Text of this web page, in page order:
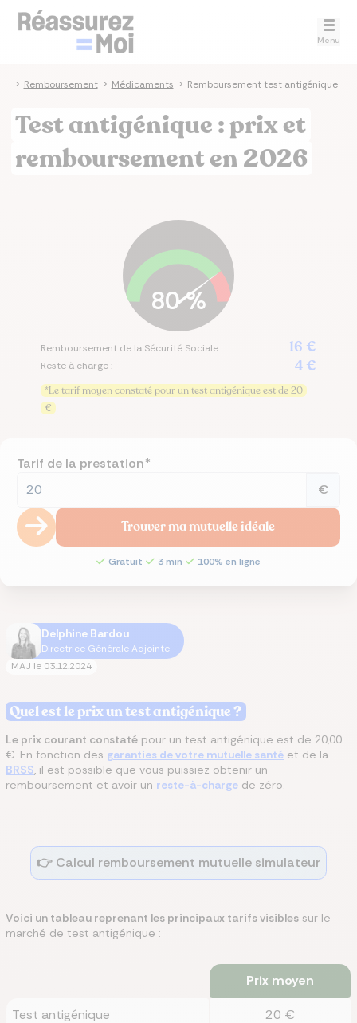
Menu
> Remboursement > Médicaments > Remboursement test antigénique
Test antigénique : prix et
remboursement en 2026
80%
Remboursement de la Sécurité Sociale :
Reste à charge :
16 €
4 €
*Le tarif moyen constaté pour un test antigénique est de 20
€
Tarif de la prestation*
€
Trouver ma mutuelle idéale
Gratuit 3 min 100% en ligne
Delphine Bardou
Directrice Générale Adjointe
MAJ le 03.12.2024
Quel est le prix un test antigénique ?
Le prix courant constaté pour un test antigénique est de 20,00
€. En fonction des garanties de votre mutuelle santé et de la
BRSS, il est possible que vous puissiez obtenir un
remboursement et avoir un reste-à-charge de zéro.
👉 Calcul remboursement mutuelle simulateur
Voici un tableau reprenant les principaux tarifs visibles sur le
marché de test antigénique :
Prix moyen
Test antigénique 20 €